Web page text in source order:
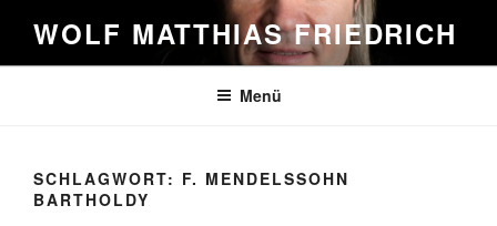
Inhalt
springen
WOLF MATTHIAS FRIEDRICH
Menü
SCHLAGWORT: F. MENDELSSOHN
BARTHOLDY